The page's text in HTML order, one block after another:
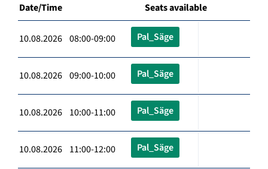
Date/Time Seats available
10.08.2026 08:00-09:00 Pal_Säge
10.08.2026 09:00-10:00 Pal_Säge
10.08.2026 10:00-11:00 Pal_Säge
10.08.2026 11:00-12:00 Pal_Säge